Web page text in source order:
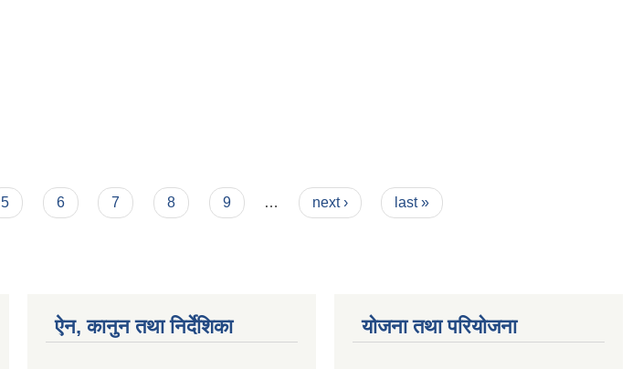
5 6 7 8 9 … next › last »
ऐन, कानुन तथा निर्देशिका योजना तथा परियोजना